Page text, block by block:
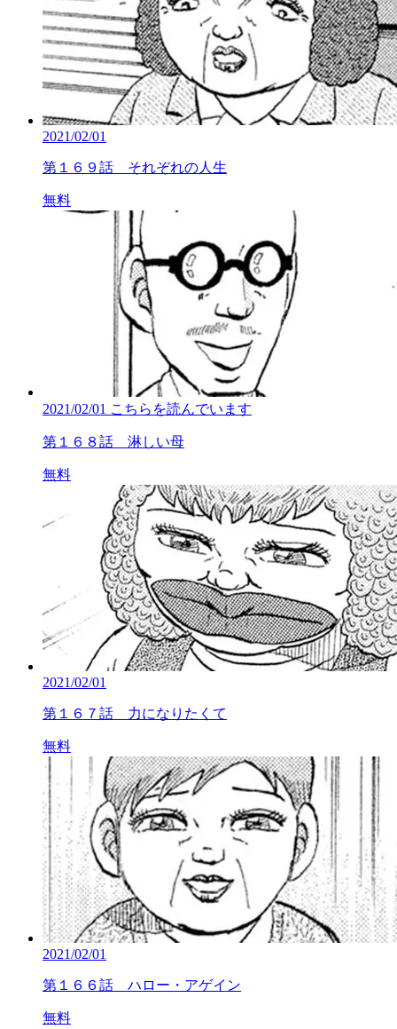
2021/02/01
第１６９話 それぞれの人生
無料
2021/02/01 こちらを読んでいます
第１６８話 淋しい母
無料
2021/02/01
第１６７話 力になりたくて
無料
2021/02/01
第１６６話 ハロー・アゲイン
無料